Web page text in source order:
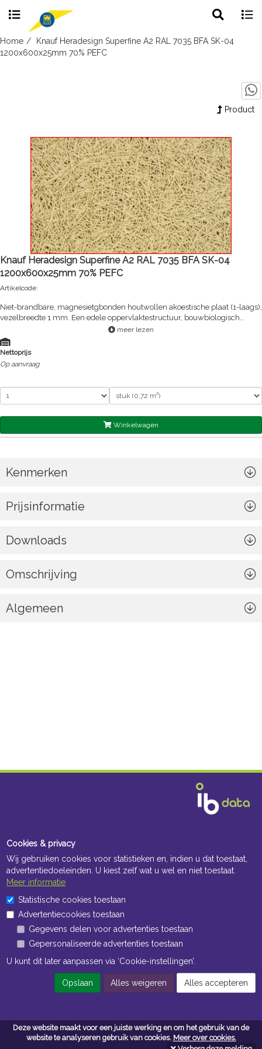
Deze website maakt voor een juiste werking en om het gebruik van de
website te analyseren gebruik van cookies. Meer over cookies.
Skip
to
search
Home
Knauf Heradesign Superfine A2 RAL 7035 BFA SK-04
1200x600x25mm 70% PEFC
Product
Knauf Heradesign Superfine A2 RAL 7035 BFA SK-04
1200x600x25mm 70% PEFC
Artikelcode:
Niet-brandbare, magnesietgbonden houtwollen akoestische plaat (1-laags),
vezelbreedte 1 mm. Een edele oppervlaktestructuur, bouwbiologisch
meer lezen
Nettoprijs
Op aanvraag
Winkelwagen
Kenmerken
Prijsinformatie
Downloads
Omschrijving
Algemeen
Openingstijden Kantoor
ma t/m vr 8:30 uur tot 17:00 uur
Openingstijden Magazijn
ma t/m vr 7:00 uur tot 16:30 uur
Algemene voorwaarden
Cookies & privacy
Wij gebruiken cookies voor statistieken en, indien u dat toestaat,
advertentiedoeleinden. U kiest zelf wat u wel en niet toestaat.
Meer informatie
Statistische cookies toestaan
Advertentiecookies toestaan
Gegevens delen voor advertenties toestaan
Gepersonaliseerde advertenties toestaan
U kunt dit later aanpassen via ‘Cookie-instellingen’.
Opslaan Alles weigeren Alles accepteren